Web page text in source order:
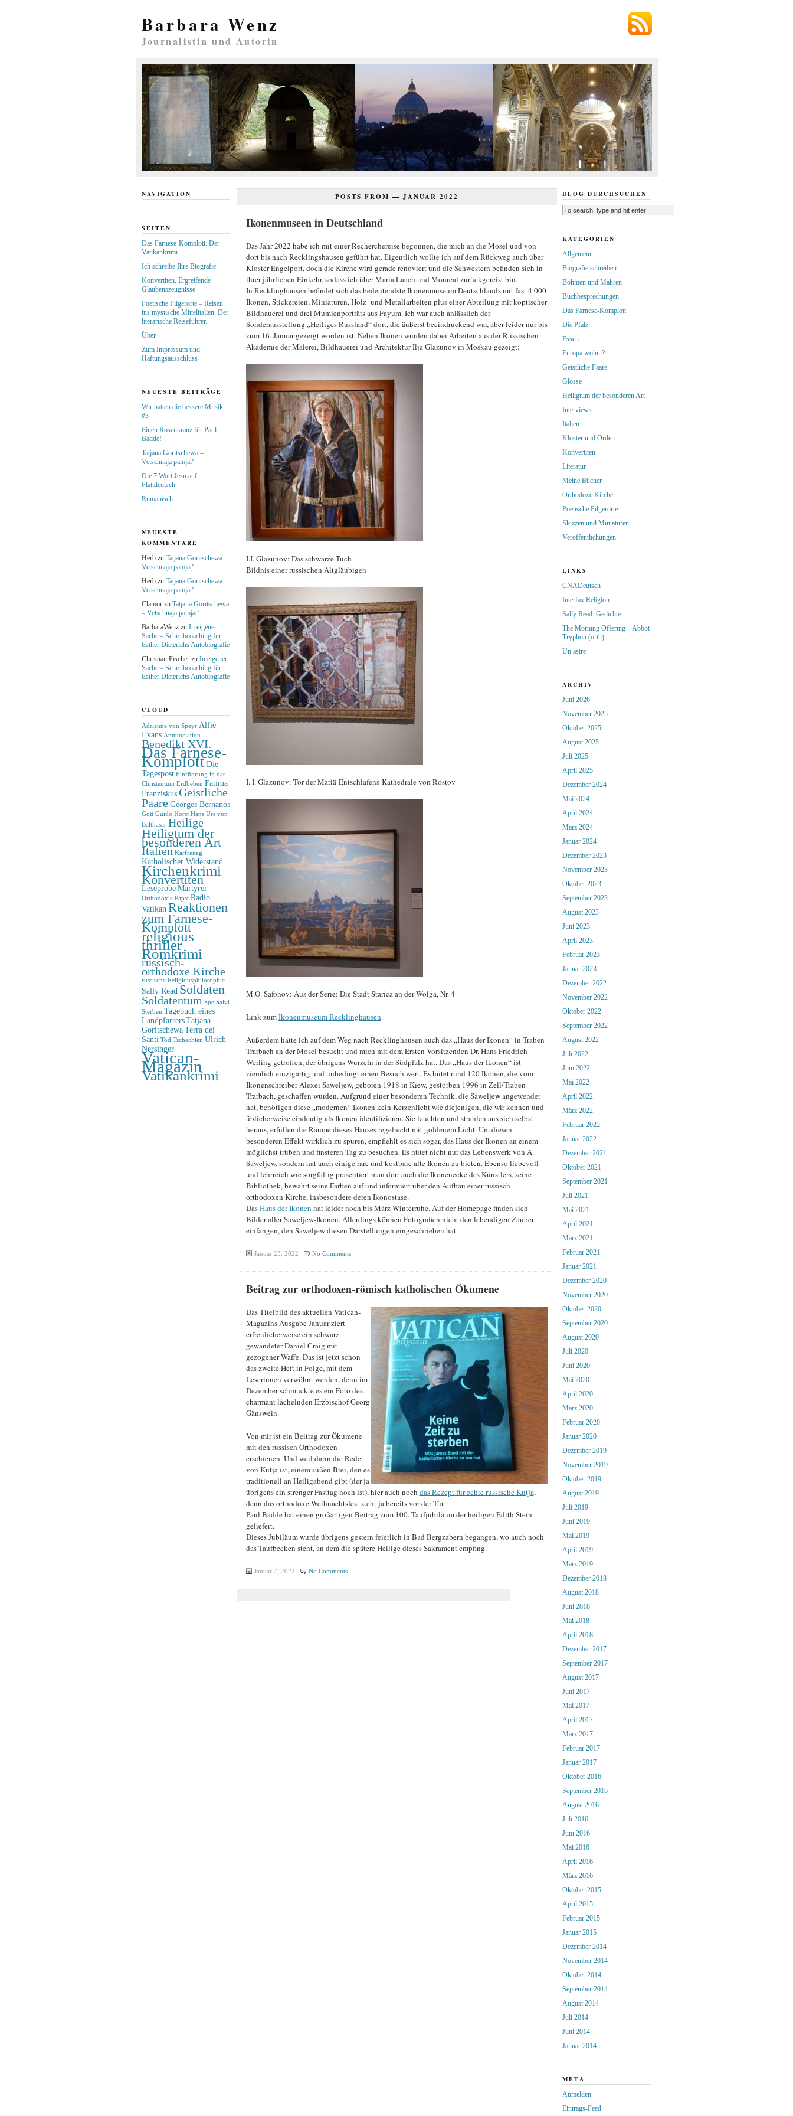
Barbara Wenz
Journalistin und Autorin
POSTS FROM — JANUAR 2022
Ikonenmuseen in Deutschland
Das Jahr 2022 habe ich mit einer Recherchereise begonnen, die mich an die Mosel und von
dort bis nach Recklingshausen geführt hat. Eigentlich wollte ich auf dem Rückweg auch über
Kloster Engelport, doch die Kirche wird gerade renoviert und die Schwestern befinden sich in
ihrer jährlichen Einkehr, sodass ich über Maria Laach und Monreal zurückgereist bin.
In Recklinghausen befindet sich das bedeutendste Ikonenmuseum Deutschlands mit fast 4.000
Ikonen, Stickereien, Miniaturen, Holz- und Metallarbeiten plus einer Abteilung mit koptischer
Bildhauerei und drei Mumienporträts aus Fayum. Ich war auch anlässlich der
Sonderausstellung „Heiliges Russland“ dort, die äußerst beeindruckend war, aber leider nur bis
zum 16. Januar gezeigt worden ist. Neben Ikonen wurden dabei Arbeiten aus der Russischen
Akademie der Malerei, Bildhauerei und Architektur Ilja Glazunov in Moskau gezeigt:
I.I. Glazunov: Das schwarze Tuch
Bildnis einer russischen Altgläubigen
I. I. Glazunov: Tor der Mariä-Entschlafens-Kathedrale von Rostov
M.O. Safonov: Aus der Serie: Die Stadt Starica an der Wolga, Nr. 4
Link zumIkonenmuseum Recklinghausen.
Außerdem hatte ich auf dem Weg nach Recklinghausen auch das „Haus der Ikonen“ in Traben-
Trarbach an der Mosel besucht und mich mit dem Ersten Vorsitzenden Dr. Hans Friedrich
Werling getroffen, der übrigens Wurzeln in der Südpfalz hat. Das „Haus der Ikonen“ ist
ziemlich einzigartig und unbedingt einen Besuch wert. Es hütet rund 120 Ikonen, die vom
Ikonenschreiber Alexei Saweljew, geboren 1918 in Kiew, gestorben 1996 in Zell/Traben
Trarbach, geschaffen wurden. Aufgrund einer besonderen Technik, die Saweljew angewendet
hat, benötigen diese „modernen“ Ikonen kein Kerzenlicht wie diejenigen, die wir kennen und
üblicherweise eindeutig als Ikonen identifizieren. Sie leuchten und strahlen aus sich selbst
heraus, erfüllen die Räume dieses Hauses regelrecht mit goldenem Licht. Um diesen
besonderen Effekt wirklich zu spüren, empfiehlt es sich sogar, das Haus der Ikonen an einem
möglichst trüben und finsteren Tag zu besuchen. Es hütet nicht nur das Lebenswerk von A.
Saweljew, sondern hat auch einige rare und kostbare alte Ikonen zu bieten. Ebenso liebevoll
und lehrreich wie sorgfältig präsentiert man dort auch die Ikonenecke des Künstlers, seine
Bibliothek, bewahrt seine Farben auf und informiert über den Aufbau einer russisch-
orthodoxen Kirche, insbesondere deren Ikonostase.
DasHaus der Ikonen hat leider noch bis März Winterruhe. Auf der Homepage finden sich
Bilder aller Saweljew-Ikonen. Allerdings können Fotografien nicht den lebendigen Zauber
einfangen, den Saweljew diesen Darstellungen eingeschrieben hat.
Januar 23, 2022 No Comments
Beitrag zur orthodoxen-römisch katholischen Ökumene
Das Titelbild des aktuellen Vatican-
Magazins Ausgabe Januar ziert
erfreulicherweise ein schwarz
gewandeter Daniel Craig mit
gezogener Waffe. Das ist jetzt schon
das zweite Heft in Folge, mit dem
Leserinnen verwöhnt werden, denn im
Dezember schmückte es ein Foto des
charmant lächelnden Erzbischof Georg
Gänswein.
Von mir ist ein Beitrag zur Ökumene
mit den russisch Orthodoxen
erschienen. Und weil darin die Rede
von Kutja ist, einem süßen Brei, den es
traditionell an Heiligabend gibt (der ja
übrigens ein strenger Fasttag noch ist), hier auch noch das Rezept für echte russische Kutja,
denn das orthodoxe Weihnachtsfest steht ja bereits vor der Tür.
Paul Badde hat einen großartigen Beitrag zum 100. Taufjubiläum der heiligen Edith Stein
geliefert.
Dieses Jubiläum wurde übrigens gestern feierlich in Bad Bergzabern begangen, wo auch noch
das Taufbecken steht, an dem die spätere Heilige dieses Sakrament empfing.
Januar 2, 2022 No Comments
NAVIGATION
SEITEN
Das Farnese-Komplott. Der
Vatikankrimi.
Ich schreibe Ihre Biografie
Konvertiten. Ergreifende
Glaubenszeugnisse
Poetische Pilgerorte – Reisen
ins mystische Mittelitalien. Der
literarische Reiseführer.
Über
Zum Impressum und
Haftungsausschluss
NEUESTE BEITRÄGE
Wir hatten die bessere Musik
#3
Einen Rosenkranz für Paul
Badde!
Tatjana Goritschewa –
Vetschnaja pamjat‘
Die 7 Wort Jesu auf
Plattdeutsch
Rumänisch
NEUESTE
KOMMENTARE
Herbzu Tatjana Goritschewa –
Vetschnaja pamjat‘
Herbzu Tatjana Goritschewa –
Vetschnaja pamjat‘
Clamorzu Tatjana Goritschewa
– Vetschnaja pamjat‘
BarbaraWenzzu In eigener
Sache – Schreibcoaching für
Esther Dieterichs Autobiografie
Christian Fischerzu In eigener
Sache – Schreibcoaching für
Esther Dieterichs Autobiografie
CLOUD
Adrienne von Speyr Alfie
Evans Annunciation
Benedikt XVI.
Das Farnese-
Komplott Die
Tagespost Einführung in das
Christentum Erdbeben Fatima
Franziskus Geistliche
Paare Georges Bernanos
Gott Guido Horst Hans Urs von
Balthasar Heilige
Heiligtum der
besonderen Art
Italien Karfreitag
Katholischer Widerstand
Kirchenkrimi
Konvertiten
Leseprobe Märtyrer
Orthodoxie Papst Radio
Vatikan Reaktionen
zum Farnese-
Komplott
religious
thriller
Romkrimi
russisch-
orthodoxe Kirche
russische Religionsphilosophie
Sally Read Soldaten
Soldatentum Spe Salvi
Sterben Tagebuch eines
Landpfarrers Tatjana
Goritschewa Terra dei
Santi Tod Tschechien Ulrich
Nersinger
Vatican-
Magazin
Vatikankrimi
BLOG DURCHSUCHEN
KATEGORIEN
Allgemein
Biografie schreiben
Böhmen und Mähren
Buchbesprechungen
Das Farnese-Komplott
Die Pfalz
Essen
Europa wohin?
Geistliche Paare
Glosse
Heiligtum der besonderen Art
Interviews
Italien
Klöster und Orden
Konvertiten
Literatur
Meine Bücher
Orthodoxe Kirche
Poetische Pilgerorte
Skizzen und Miniaturen
Veröffentlichungen
LINKS
CNADeutsch
Interfax Religion
Sally Read: Gedichte
The Morning Offering – Abbot
Tryphon (orth)
Un astre
ARCHIV
Juni 2026
November 2025
Oktober 2025
August 2025
Juli 2025
April 2025
Dezember 2024
Mai 2024
April 2024
März 2024
Januar 2024
Dezember 2023
November 2023
Oktober 2023
September 2023
August 2023
Juni 2023
April 2023
Februar 2023
Januar 2023
Dezember 2022
November 2022
Oktober 2022
September 2022
August 2022
Juli 2022
Juni 2022
Mai 2022
April 2022
März 2022
Februar 2022
Januar 2022
Dezember 2021
Oktober 2021
September 2021
Juli 2021
Mai 2021
April 2021
März 2021
Februar 2021
Januar 2021
Dezember 2020
November 2020
Oktober 2020
September 2020
August 2020
Juli 2020
Juni 2020
Mai 2020
April 2020
März 2020
Februar 2020
Januar 2020
Dezember 2019
November 2019
Oktober 2019
August 2019
Juli 2019
Juni 2019
Mai 2019
April 2019
März 2019
Dezember 2018
August 2018
Juni 2018
Mai 2018
April 2018
Dezember 2017
September 2017
August 2017
Juni 2017
Mai 2017
April 2017
März 2017
Februar 2017
Januar 2017
Oktober 2016
September 2016
August 2016
Juli 2016
Juni 2016
Mai 2016
April 2016
März 2016
Oktober 2015
April 2015
Februar 2015
Januar 2015
Dezember 2014
November 2014
Oktober 2014
September 2014
August 2014
Juli 2014
Juni 2014
Januar 2014
META
Anmelden
Eintrags-Feed